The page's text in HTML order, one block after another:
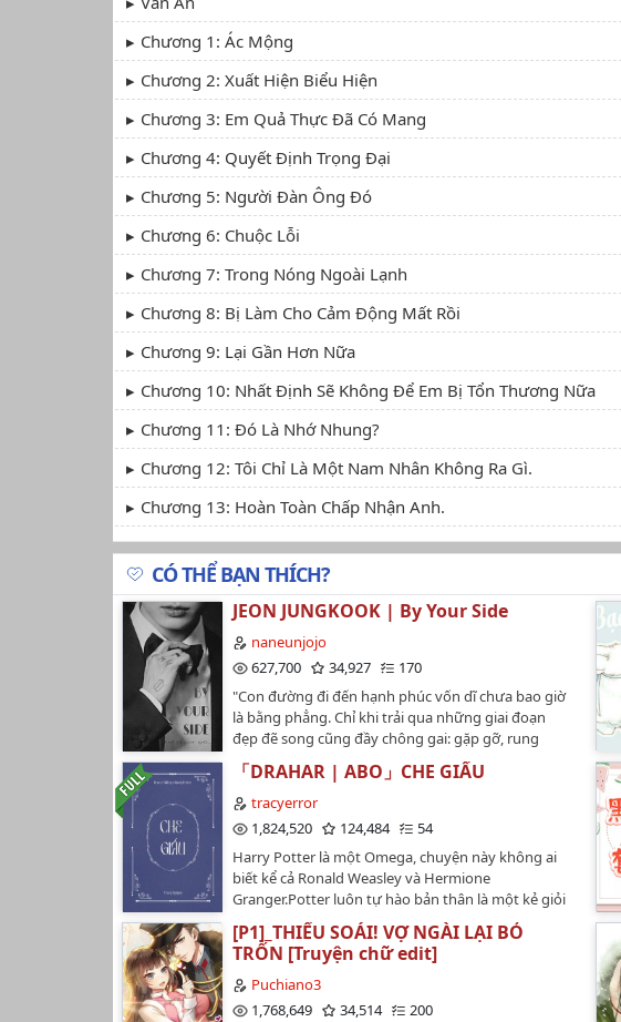
Chương 1: Ác Mộng
Chương 2: Xuất Hiện Biểu Hiện
Chương 3: Em Quả Thực Đã Có Mang
Chương 4: Quyết Định Trọng Đại
Chương 5: Người Đàn Ông Đó
Chương 6: Chuộc Lỗi
Chương 7: Trong Nóng Ngoài Lạnh
Chương 8: Bị Làm Cho Cảm Động Mất Rồi
Chương 9: Lại Gần Hơn Nữa
Chương 10: Nhất Định Sẽ Không Để Em Bị Tổn Thương Nữa
Chương 11: Đó Là Nhớ Nhung?
Chương 12: Tôi Chỉ Là Một Nam Nhân Không Ra Gì.
Chương 13: Hoàn Toàn Chấp Nhận Anh.
Chương 14: Nghe Thấy Rồi, Bảo Bảo Đã Biết Đạp.
Chương 15: Kim Cảnh Thuần.
Chương 16: Nhờ Có Em
Chương 17: Đó Là Cha Của Con Em.
Chương 18: Tiểu Thuần Có Người Ba Thật Tuyệt
Chương 19: Xin Lỗi.
Chương 20: Không Cho Phép Em Được Bỏ Cuộc
Chương 21: Gia Đình Hạnh Phúc.
CÓ THỂ BẠN THÍCH?
JEON JUNGKOOK | By Your Side
naneunjojo
627,700
34,927
170
"Con đường đi đến hạnh phúc vốn dĩ chưa bao giờ
là bằng phẳng. Chỉ khi trải qua những giai đoạn
đẹp đẽ song cũng đầy chông gai: gặp gỡ, rung
động, chia ly rồi lại trùng phùng, bạn mới có thể
nhận thấy được, thật ra đây mới chính là đời
người."❗Tuyệt đối không mang đi đâu khác khi
chưa có sự đồng ý của tác giả.…
「DRAHAR | ABO」CHE GIẤU
tracyerror
1,824,520
124,484
54
Harry Potter là một Omega, chuyện này không ai
biết kể cả Ronald Weasley và Hermione
Granger.Potter luôn tự hào bản thân là một kẻ giỏi
che giấu, nhưng cao tay đến mấy cũng không bằng
Malfoy.Vì Malfoy luôn có được thứ Malfoy muốn.---
written by @tracyerror cover imagine designed by
@tracyerror…
[P1]_THIẾU SOÁI! VỢ NGÀI LẠI BỎ
TRỐN [Truyện chữ edit]
Puchiano3
1,768,649
34,514
200